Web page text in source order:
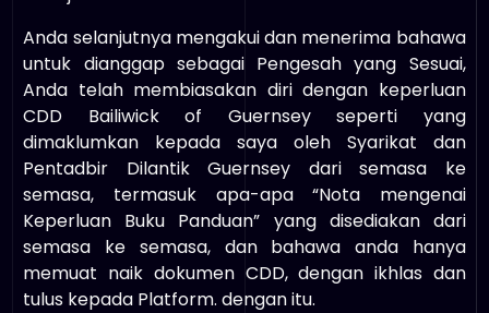
Anda selanjutnya mengakui dan menerima bahawa
untuk dianggap sebagai Pengesah yang Sesuai,
Anda telah membiasakan diri dengan keperluan
CDD Bailiwick of Guernsey seperti yang
dimaklumkan kepada saya oleh Syarikat dan
Pentadbir Dilantik Guernsey dari semasa ke
semasa, termasuk apa-apa “Nota mengenai
Keperluan Buku Panduan” yang disediakan dari
semasa ke semasa, dan bahawa anda hanya
memuat naik dokumen CDD, dengan ikhlas dan
tulus kepada Platform. dengan itu.